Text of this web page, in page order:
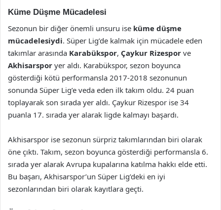
Küme Düşme Mücadelesi
Sezonun bir diğer önemli unsuru ise küme düşme
mücadelesiydi. Süper Lig’de kalmak için mücadele eden
takımlar arasında Karabükspor, Çaykur Rizespor ve
Akhisarspor yer aldı. Karabükspor, sezon boyunca
gösterdiği kötü performansla 2017-2018 sezonunun
sonunda Süper Lig’e veda eden ilk takım oldu. 24 puan
toplayarak son sırada yer aldı. Çaykur Rizespor ise 34
puanla 17. sırada yer alarak ligde kalmayı başardı.
Akhisarspor ise sezonun sürpriz takımlarından biri olarak
öne çıktı. Takım, sezon boyunca gösterdiği performansla 6.
sırada yer alarak Avrupa kupalarına katılma hakkı elde etti.
Bu başarı, Akhisarspor’un Süper Lig’deki en iyi
sezonlarından biri olarak kayıtlara geçti.